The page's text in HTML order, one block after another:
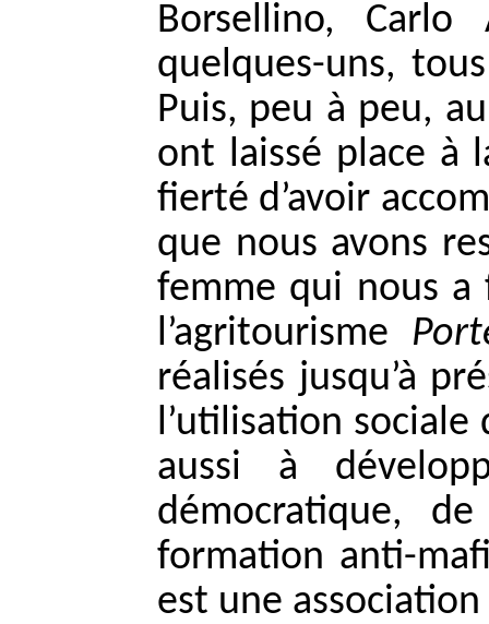
Borsellino,
quelques-uns,
Puis, peu à peu,
ont laissé place à
fierté d’avoir
que nous avons
femme qui nous
l’agritourisme
réalisés jusqu’à
l’utilisation
aussi à
démocratique,
formation anti-
est une